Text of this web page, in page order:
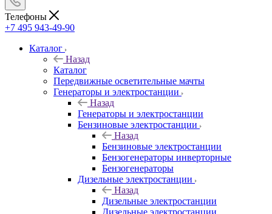
Телефоны
+7 495 943-49-90
Каталог
Назад
Каталог
Передвижные осветительные мачты
Генераторы и электростанции
Назад
Генераторы и электростанции
Бензиновые электростанции
Назад
Бензиновые электростанции
Бензогенераторы инверторные
Бензогенераторы
Дизельные электростанции
Назад
Дизельные электростанции
Дизельные электростанции